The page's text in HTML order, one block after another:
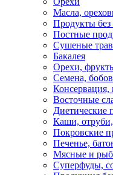
Масла,
Продукты без
Постные
Сушеные
Бакалея
Орехи,
Семена,
Консервация,
Восточные
Диетические
Каши,
Покровские
Печенье,
Мясные и
Суперфуды,